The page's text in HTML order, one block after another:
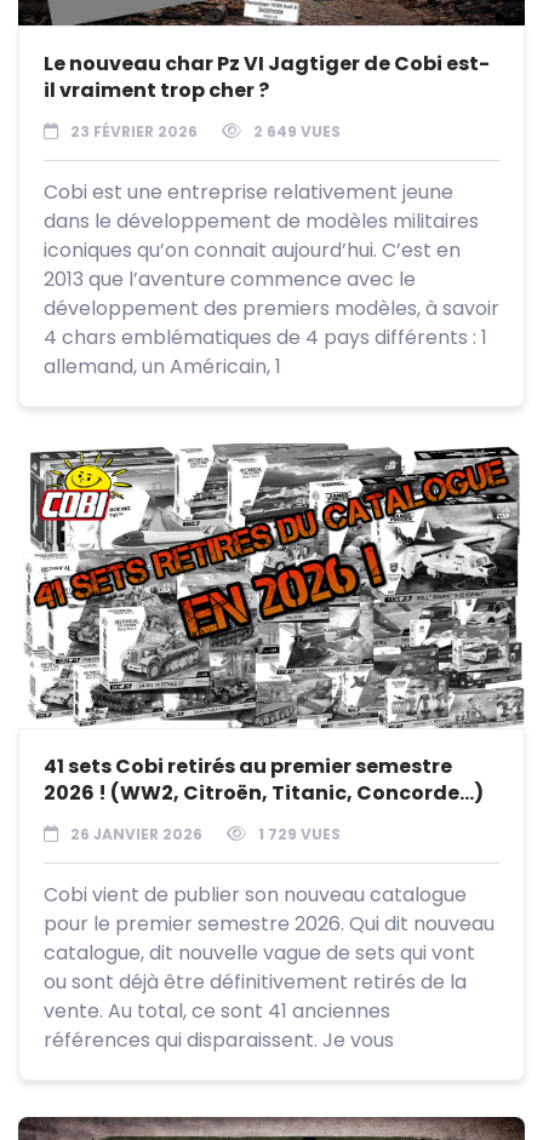
Le nouveau char Pz VI Jagtiger de Cobi est-
il vraiment trop cher ?
23 FÉVRIER 2026 2 649 VUES
Cobi est une entreprise relativement jeune
dans le développement de modèles militaires
iconiques qu’on connait aujourd’hui. C’est en
2013 que l’aventure commence avec le
développement des premiers modèles, à savoir
4 chars emblématiques de 4 pays différents : 1
allemand, un Américain, 1
41 sets Cobi retirés au premier semestre
2026 ! (WW2, Citroën, Titanic, Concorde…)
26 JANVIER 2026 1 729 VUES
Cobi vient de publier son nouveau catalogue
pour le premier semestre 2026. Qui dit nouveau
catalogue, dit nouvelle vague de sets qui vont
ou sont déjà être définitivement retirés de la
vente. Au total, ce sont 41 anciennes
références qui disparaissent. Je vous